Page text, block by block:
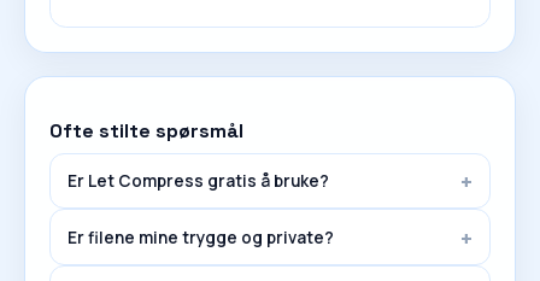
Ofte stilte spørsmål
Er Let Compress gratis å bruke?
Er filene mine trygge og private?